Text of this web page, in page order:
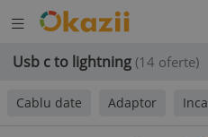
Deschide
meniul
Usb c to lightning (14 oferte)
Cablu date Adaptor